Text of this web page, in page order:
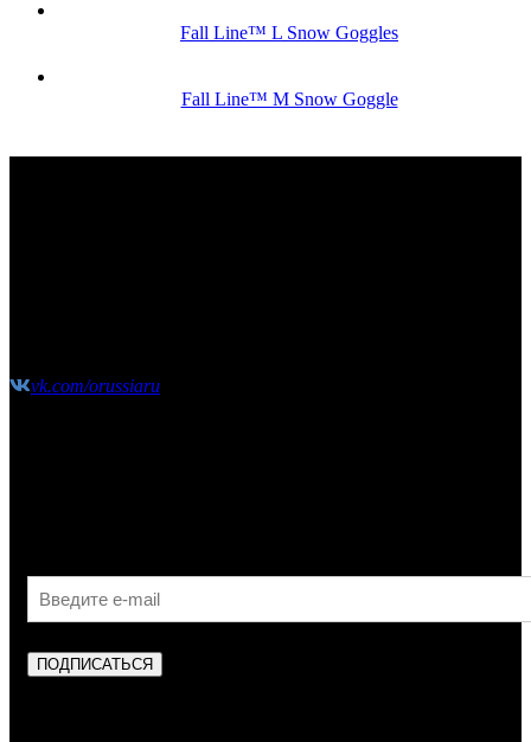
Fall Line™ L Snow Goggles
Fall Line™ M Snow Goggle
vk.com/orussiaru
ПОДПИСАТЬСЯ